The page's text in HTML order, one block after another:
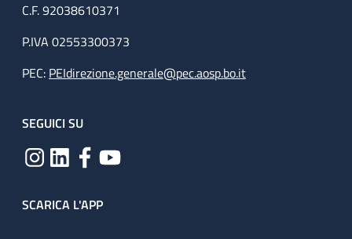
C.F. 92038610371
P.IVA 02553300373
PEC: PEIdirezione.generale@pec.aosp.bo.it
SEGUICI SU
SCARICA L'APP